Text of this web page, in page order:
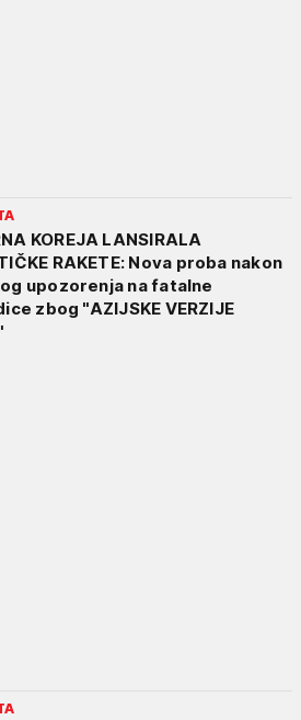
KOREJA LANSIRALA
RAKETE: Nova proba nakon
upozorenja na fatalne
zbog "AZIJSKE VERZIJE